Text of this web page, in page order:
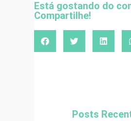
Está gostando do
Compartilhe!
Posts